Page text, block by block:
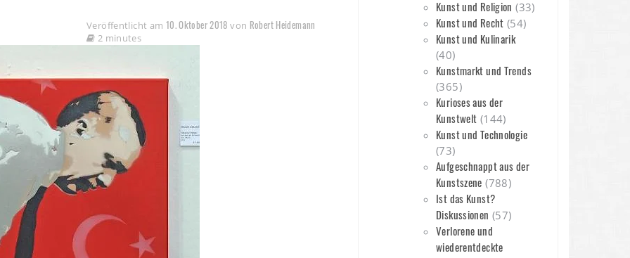
Veröffentlicht am 10. Oktober 2018 von Robert Heidemann
2 minutes
Kunst und Religion (33)
Kunst und Recht (54)
Kunst und Kulinarik
(40)
Kunstmarkt und Trends
(365)
Kurioses aus der
Kunstwelt (144)
Kunst und Technologie
(73)
Aufgeschnappt aus der
Kunstszene (788)
Ist das Kunst?
Diskussionen (57)
Verlorene und
wiederentdeckte